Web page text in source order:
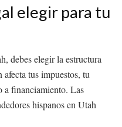
elegir para tu
debes elegir la estructura
tus impuestos, tu
a financiamiento. Las
hispanos en Utah